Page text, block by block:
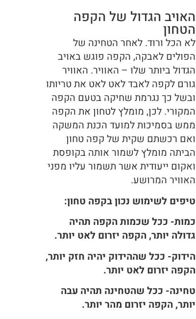
האויב הגדול של הקפה
הטחון
לא הכל ורוד. לאחר הטחינה של
הפולים לאבקה, הקפה פוגש באויב
הגדול ביותר שלו – האוויר. האוויר
גורם לקפה לאבד לאט לאט את טריותו
ובשל כך נגרמת שחיקה בטעם הקפה
המקורי. לכן, מומלץ לטחון את הקפה
ממש בסמיכות למועד הכנת המשקה
ואם רכשתם שקית של קפה טחון
הביתה מומלץ לשמור אותה בקופסת
ואקום ייעודית אשר תשמור עליו מפני
האוויר המרושע.
טיפים לשימוש נכון בקפה טחון:
כמות- ככל שכמות הקפה תהיה
גדולה יותר, הקפה יזרום לאט יותר.
הידוק- ככל שההידוק יהיה חזק יותר,
הקפה יזרום לאט יותר.
טחינה- ככל שהטחינה תהיה עבה
יותר, הקפה יזרום מהר יותר.